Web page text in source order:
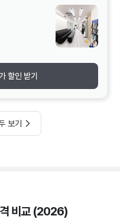
할인 받기
보기
격 비교 (2026)